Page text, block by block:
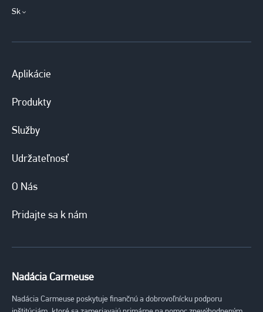
Sk
Aplikácie
Produkty
Služby
Udržateľnosť
O Nás
Pridajte sa k nám
Nadácia Carmeuse
Nadácia Carmeuse poskytuje finančnú a dobrovoľnícku podporu